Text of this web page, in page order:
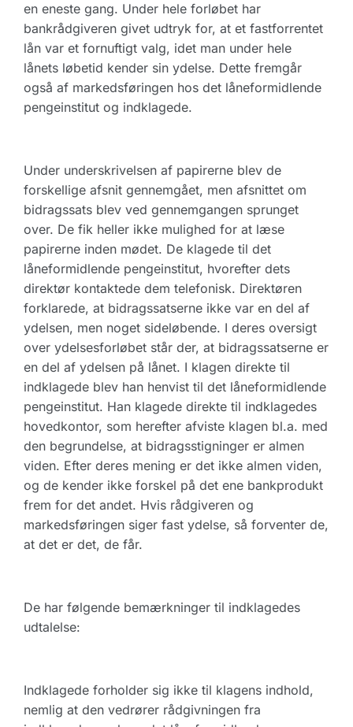
en eneste gang. Under hele forløbet har
bankrådgiveren givet udtryk for, at et fastforrentet
lån var et fornuftigt valg, idet man under hele
lånets løbetid kender sin ydelse. Dette fremgår
også af markedsføringen hos det låneformidlende
pengeinstitut og indklagede.
Under underskrivelsen af papirerne blev de
forskellige afsnit gennemgået, men afsnittet om
bidragssats blev ved gennemgangen sprunget
over. De fik heller ikke mulighed for at læse
papirerne inden mødet. De klagede til det
låneformidlende pengeinstitut, hvorefter dets
direktør kontaktede dem telefonisk. Direktøren
forklarede, at bidragssatserne ikke var en del af
ydelsen, men noget sideløbende. I deres oversigt
over ydelsesforløbet står der, at bidragssatserne er
en del af ydelsen på lånet. I klagen direkte til
indklagede blev han henvist til det låneformidlende
pengeinstitut. Han klagede direkte til indklagedes
hovedkontor, som herefter afviste klagen bl.a. med
den begrundelse, at bidragsstigninger er almen
viden. Efter deres mening er det ikke almen viden,
og de kender ikke forskel på det ene bankprodukt
frem for det andet. Hvis rådgiveren og
markedsføringen siger fast ydelse, så forventer de,
at det er det, de får.
De har følgende bemærkninger til indklagedes
udtalelse:
Indklagede forholder sig ikke til klagens indhold,
nemlig at den vedrører rådgivningen fra